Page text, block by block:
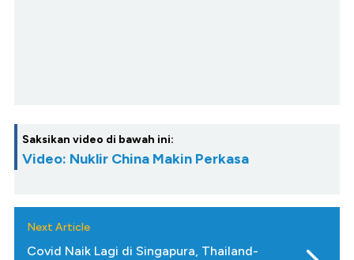
Saksikan video di bawah ini:
Video: Nuklir China Makin Perkasa
Next Article
Covid Naik Lagi di Singapura, Thailand-